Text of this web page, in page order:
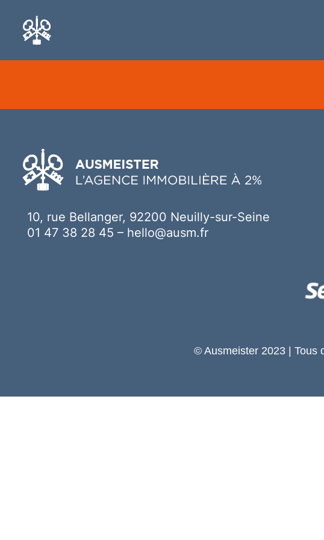
10, rue Bellanger, 92200 Neuilly-sur-Seine
01 47 38 28 45 – hello@ausm.fr
© Ausmeister 2023 | Tous